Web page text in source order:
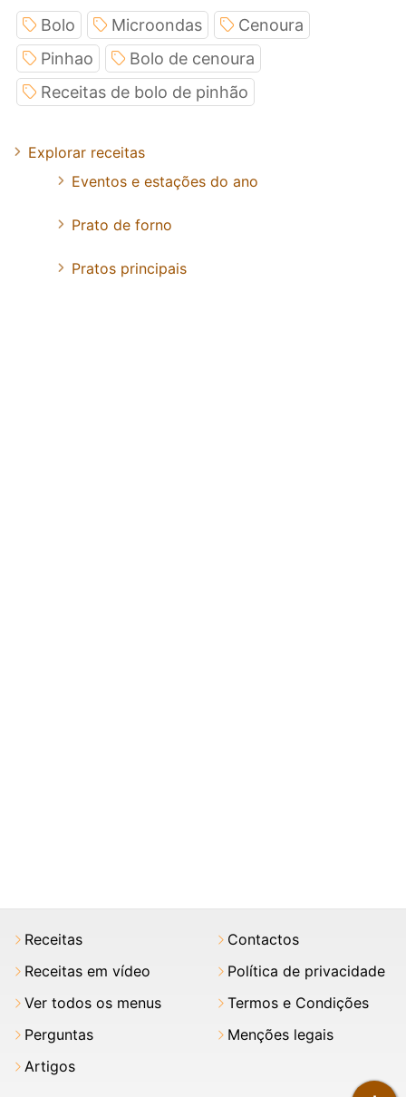
Bolo Microondas
Cenoura
Pinhao
Bolo de cenoura
Receitas de bolo de pinhão
Explorar receitas
Eventos e estações do ano
Prato de forno
Pratos principais
Receitas
Receitas em vídeo
Ver todos os menus
Perguntas
Artigos
Contactos
Política de privacidade
Termos e Condições
Menções legais